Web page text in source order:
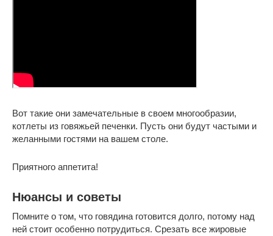
Вот такие они замечательные в своем многообразии,
котлеты из говяжьей печенки. Пусть они будут частыми и
желанными гостями на вашем столе.
Приятного аппетита!
Нюансы и советы
Помните о том, что говядина готовится долго, потому над
ней стоит особенно потрудиться. Срезать все жировые